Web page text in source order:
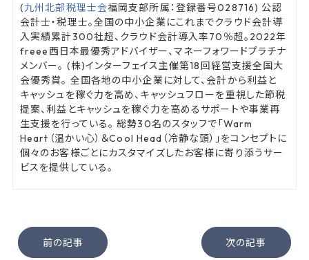
(九州北部税理士会福岡支部所属：登録番号028716) 公認
会計士・税理士。全国の中小企業にこれまでクラウド会計導
入実績累計300社超、クラウド会計導入率70％超。2022年
freee西日本最優秀アドバイザー、マネーフォワードプラチナ
メンバー。 (株)インターフェイス主催第18回経営支援全国大
会優秀賞。 全国各地の中小企業に対して、会計から利益と
キャッシュを稼ぐ力を高め、キャッシュフローを重視した節税
提案、利益とキャッシュを稼ぐ力を高めるサポートや事業再
生支援を行っている。 総勢30名のスタッフで「Warm
Heart（温かい心）＆Cool Head（冷静な頭）」をコンセプトに
個々のお客様ごとにカスタマイズしたお客様に寄り添うサー
ビスを提供している。
前の記事 次の記事